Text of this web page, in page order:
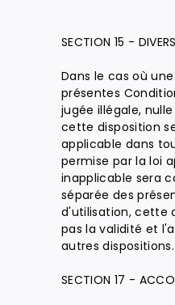
SECTION 15 -
Dans le cas où
présentes
jugée illégale,
cette disposition
applicable dans
permise par la loi
inapplicable sera
séparée des
d'utilisation, cette
pas la validité et
autres dispositions.
SECTION 17 -